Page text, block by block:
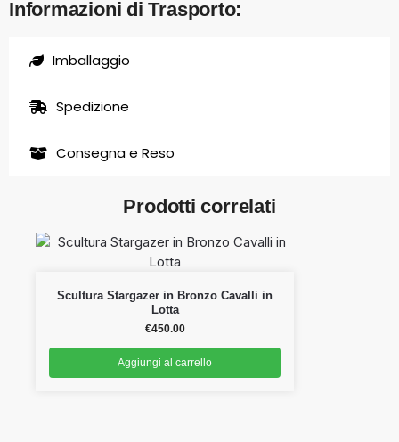
Informazioni di Trasporto:
Imballaggio
Spedizione
Consegna e Reso
Prodotti correlati
Scultura Stargazer in Bronzo Cavalli in
Lotta
€450.00
Aggiungi al carrello